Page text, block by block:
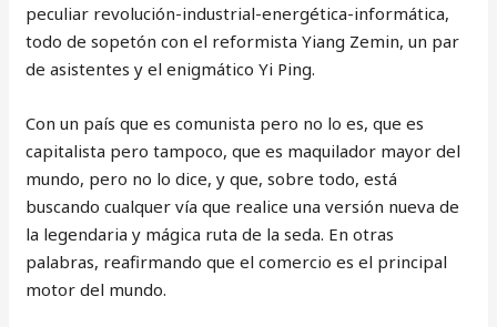
peculiar revolución-industrial-energética-informática,
todo de sopetón con el reformista Yiang Zemin, un par
de asistentes y el enigmático Yi Ping.
Con un país que es comunista pero no lo es, que es
capitalista pero tampoco, que es maquilador mayor del
mundo, pero no lo dice, y que, sobre todo, está
buscando cualquer vía que realice una versión nueva de
la legendaria y mágica ruta de la seda. En otras
palabras, reafirmando que el comercio es el principal
motor del mundo.